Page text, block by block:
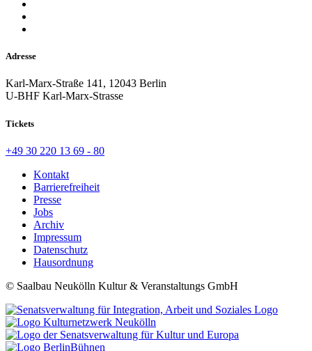
Adresse
Karl-Marx-Straße 141, 12043 Berlin
U-BHF Karl-Marx-Strasse
Tickets
+49 30 220 13 69 - 80
Kontakt
Barrierefreiheit
Presse
Jobs
Archiv
Impressum
Datenschutz
Hausordnung
© Saalbau Neukölln Kultur & Veranstaltungs GmbH